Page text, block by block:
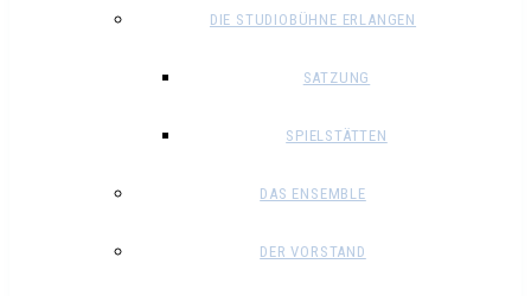
DIE STUDIOBÜHNE ERLANGEN
SATZUNG
SPIELSTÄTTEN
DAS ENSEMBLE
DER VORSTAND